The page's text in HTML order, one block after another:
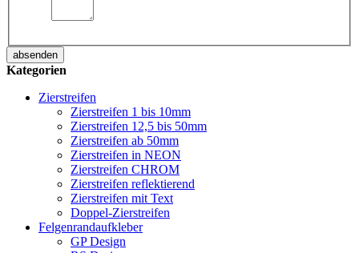
absenden
Kategorien
Zierstreifen
Zierstreifen 1 bis 10mm
Zierstreifen 12,5 bis 50mm
Zierstreifen ab 50mm
Zierstreifen in NEON
Zierstreifen CHROM
Zierstreifen reflektierend
Zierstreifen mit Text
Doppel-Zierstreifen
Felgenrandaufkleber
GP Design